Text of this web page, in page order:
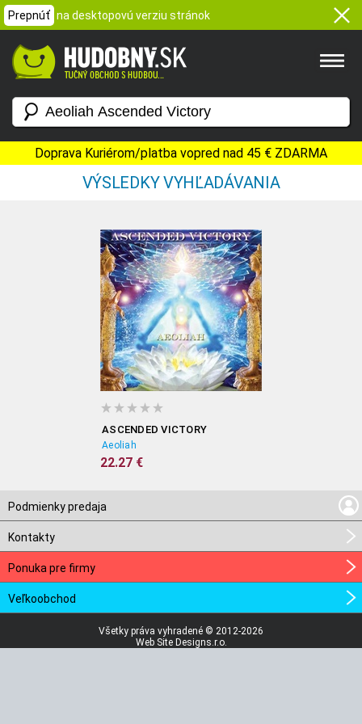
Prepnúť na desktopovú verziu stránok
Doprava Kuriérom/platba vopred nad 45 € ZDARMA
VÝSLEDKY VYHĽADÁVANIA
ASCENDED VICTORY
Aeoliah
22.27 €
Podmienky predaja
Kontakty
Ponuka pre firmy
Veľkoobchod
Všetky práva vyhradené © 2012-2026
Web Site Designs.r.o.